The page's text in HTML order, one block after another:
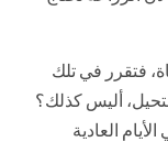
فتقرر في تلك
أليس كذلك؟
العادية